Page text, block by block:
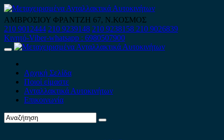
Skip
to
content
ΑΜΒΡΟΣΙΟΥ ΦΡΑΝΤΖΗ 67, Ν.ΚΟΣΜΟΣ
210 9012444 210 9239148 210 9238158 210 9026839
Κινητό-Viber-whatsapp : 6980507900
Primary
Αρχική Σελίδα
Ποιοί είμαστε
Ανταλλακτικά Αυτοκινήτων
Επικοινωνία